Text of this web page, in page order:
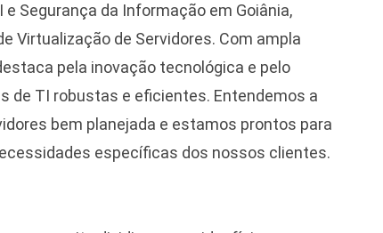
e Segurança da Informação em Goiânia,
Virtualização de Servidores. Com ampla
pela inovação tecnológica e pelo
TI robustas e eficientes. Entendemos a
bem planejada e estamos prontos para
específicas dos nossos clientes.